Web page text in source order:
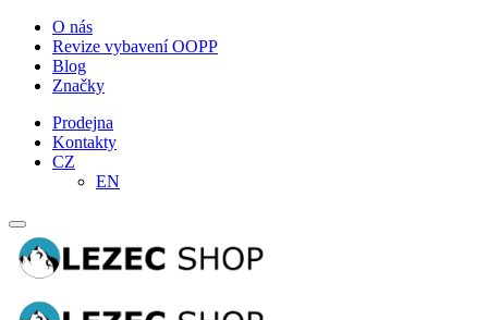
O nás
Revize vybavení OOPP
Blog
Značky
Prodejna
Kontakty
CZ
EN